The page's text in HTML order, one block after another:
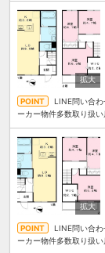
LINE問い合わ
ーカー物件多数取り扱
LINE問い合わ
ーカー物件多数取り扱